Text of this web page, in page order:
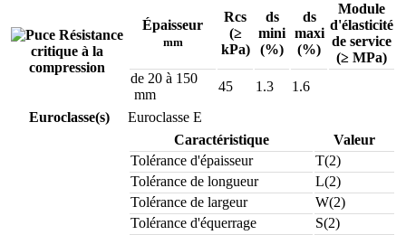
Résistance
critique à la
compression
Épaisseur
mm
Rcs
(≥
kPa)
ds
mini
(%)
ds
maxi
(%)
Module
d'élasticité
de service
(≥ MPa)
de 20 à 150
mm
45 1.3
1.6
Euroclasse(s)
Euroclasse E
Caractéristique
Valeur
Tolérance d'épaisseur
T(2)
Tolérance de longueur
L(2)
Tolérance de largeur
W(2)
Tolérance d'équerrage
S(2)